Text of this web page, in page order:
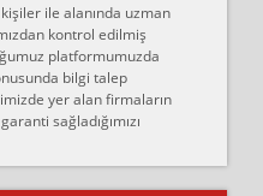
taşımak için
düzgün şekilde
ahlak problemleri
kişiler ile alanında uzman
kontrol edilmiş
platformumuzda
bilgi talep
yer alan firmaların
sağladığımızı